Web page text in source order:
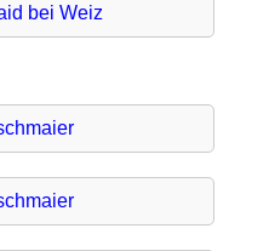
bei Weiz